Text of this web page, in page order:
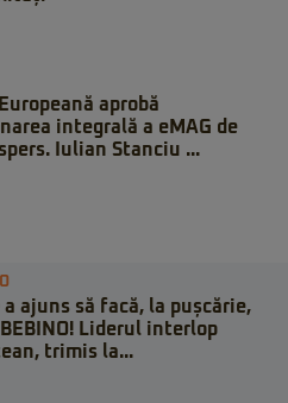
aprobă
integrală a eMAG de
Iulian Stanciu ...
a ajuns să facă, la pușcărie,
Liderul interlop
trimis la...